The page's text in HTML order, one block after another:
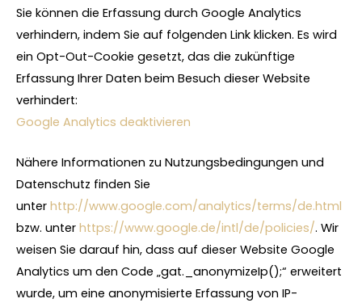
Sie können die Erfassung durch Google Analytics
verhindern, indem Sie auf folgenden Link klicken. Es wird
ein Opt-Out-Cookie gesetzt, das die zukünftige
Erfassung Ihrer Daten beim Besuch dieser Website
verhindert:
Google Analytics deaktivieren
Nähere Informationen zu Nutzungsbedingungen und
Datenschutz finden Sie
unter http://www.google.com/analytics/terms/de.html
bzw. unter https://www.google.de/intl/de/policies/. Wir
weisen Sie darauf hin, dass auf dieser Website Google
Analytics um den Code „gat._anonymizeIp();“ erweitert
wurde, um eine anonymisierte Erfassung von IP-